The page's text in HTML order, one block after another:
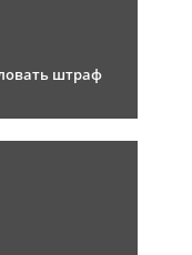
штраф